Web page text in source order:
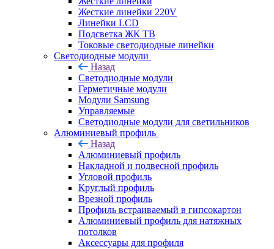
Жесткие линейки 220V
Линейки LCD
Подсветка ЖК ТВ
Токовые светодиодные линейки
Светодиодные модули
Назад
Светодиодные модули
Герметичные модули
Модули Samsung
Управляемые
Светодиодные модули для светильников
Алюминиевый профиль
Назад
Алюминиевый профиль
Накладной и подвесной профиль
Угловой профиль
Круглый профиль
Врезной профиль
Профиль встраиваемый в гипсокартон
Алюминиевый профиль для натяжных
потолков
Аксессуары для профиля